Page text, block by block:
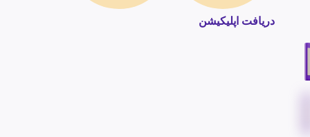
دریافت اپلیکیشن